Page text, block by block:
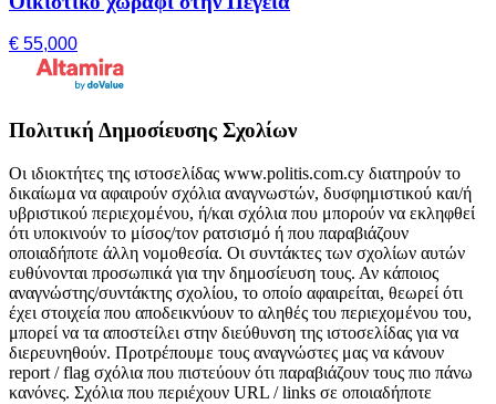
€ 55,000
Πολιτική Δημοσίευσης Σχολίων
Οι ιδιοκτήτες της ιστοσελίδας www.politis.com.cy διατηρούν το
δικαίωμα να αφαιρούν σχόλια αναγνωστών, δυσφημιστικού και/ή
υβριστικού περιεχομένου, ή/και σχόλια που μπορούν να εκληφθεί
ότι υποκινούν το μίσος/τον ρατσισμό ή που παραβιάζουν
οποιαδήποτε άλλη νομοθεσία. Οι συντάκτες των σχολίων αυτών
ευθύνονται προσωπικά για την δημοσίευση τους. Αν κάποιος
αναγνώστης/συντάκτης σχολίου, το οποίο αφαιρείται, θεωρεί ότι
έχει στοιχεία που αποδεικνύουν το αληθές του περιεχομένου του,
μπορεί να τα αποστείλει στην διεύθυνση της ιστοσελίδας για να
διερευνηθούν. Προτρέπουμε τους αναγνώστες μας να κάνουν
report / flag σχόλια που πιστεύουν ότι παραβιάζουν τους πιο πάνω
κανόνες. Σχόλια που περιέχουν URL / links σε οποιαδήποτε